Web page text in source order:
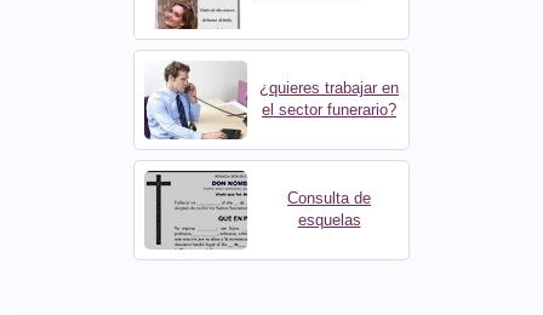
¿quieres trabajar en
el sector funerario?
Consulta de
esquelas